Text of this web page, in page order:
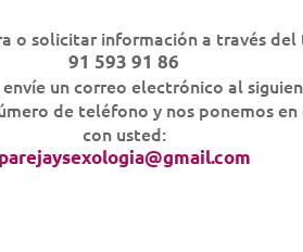
o solicitar información a través
91 593 91 86
un correo electrónico al
de teléfono y nos ponemos
con usted:
parejaysexologia@gmail.com